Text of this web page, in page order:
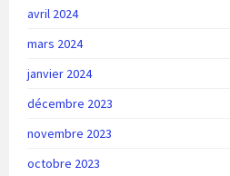
avril 2024
mars 2024
janvier 2024
décembre 2023
novembre 2023
octobre 2023